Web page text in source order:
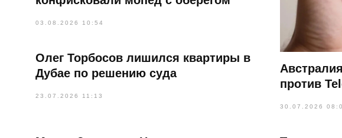
03.08.2026 10:54
против
30.07.2026
Олег Торбосов лишился квартиры в
Дубае по решению суда
23.07.2026 11:13